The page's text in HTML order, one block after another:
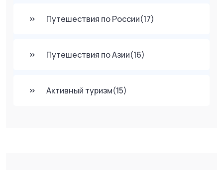
Путешествия по России(17)
Путешествия по Азии(16)
Активный туризм(15)